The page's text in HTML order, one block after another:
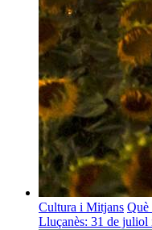
Cultura i Mitjans Què
Lluçanès: 31 de juliol